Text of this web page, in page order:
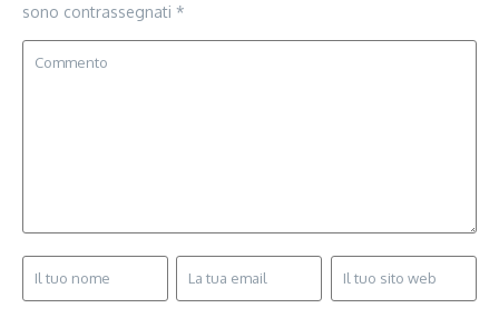
sono contrassegnati *